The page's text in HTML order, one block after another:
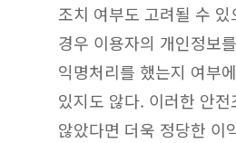
조치 여부도 고려될 수 있
경우 이용자의 개인정보
익명처리를 했는지 여부
있지도 않다. 이러한 안전
않았다면 더욱 정당한 이